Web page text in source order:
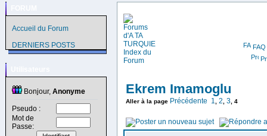
Accueil du Forum
DERNIERS POSTS
Bonjour, Anonyme
Pseudo :
Mot de
Passe:
FAQ
Ekrem Imamoglu
Aller à la page Précédente 1 2 3 4